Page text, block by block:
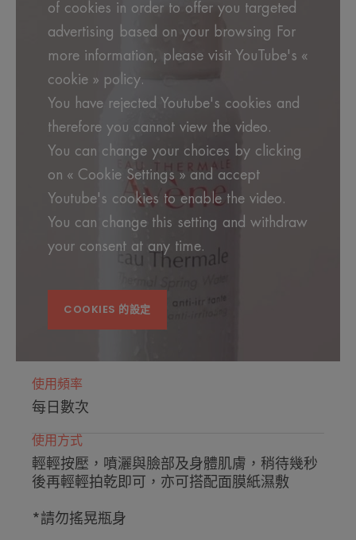
of cookies in order to offer you targeted
advertising based on your browsing For
more information, please visit YouTube's «
cookie » policy.
You have rejected Youtube's cookies and
therefore you cannot view the video.
You can change your choices by clicking
on « Cookie Settings » and accept
Youtube's cookies to enable the video.
You can change this setting and withdraw
your consent at any time.
COOKIES 的設定
使用頻率
每日數次
使用方式
輕輕按壓，噴灑與臉部及身體肌膚，稍待幾秒
後再輕輕拍乾即可，亦可搭配面膜紙濕敷
*請勿搖晃瓶身